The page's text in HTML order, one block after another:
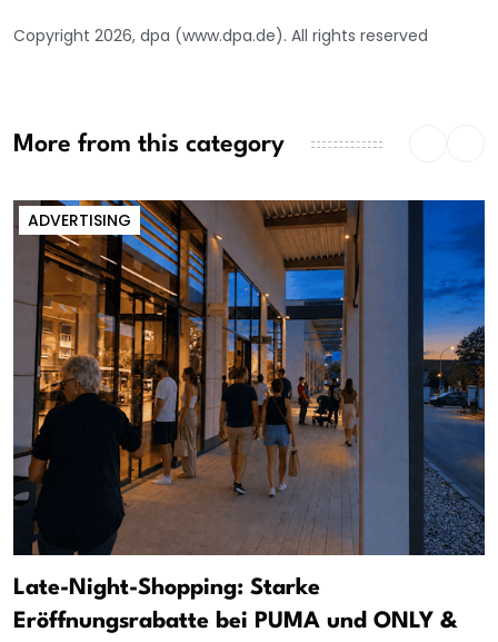
Copyright 2026, dpa (www.dpa.de). All rights reserved
More from this category
ADVERTISING
Late-Night-Shopping: Starke
Eröffnungsrabatte bei PUMA und ONLY &